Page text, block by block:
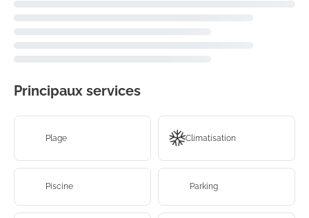
Principaux services
Plage Climatisation
Piscine Parking